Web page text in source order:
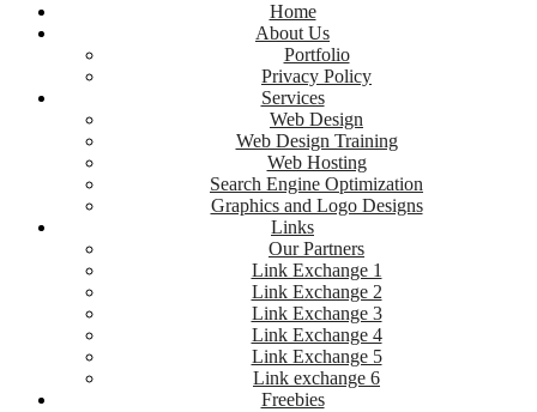
Home
About Us
Portfolio
Privacy Policy
Services
Web Design
Web Design Training
Web Hosting
Search Engine Optimization
Graphics and Logo Designs
Links
Our Partners
Link Exchange 1
Link Exchange 2
Link Exchange 3
Link Exchange 4
Link Exchange 5
Link exchange 6
Freebies